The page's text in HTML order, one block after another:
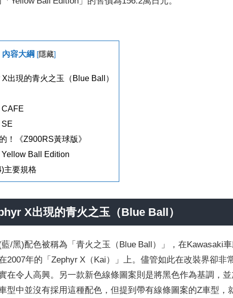
內容大綱 隱藏]
出現的青火之玉（Blue Ball）
SE
！《Z900RS黃球版》
Ball Edition
主要規格
X出現的青火之玉（Blue Ball）
/黑)配色被稱為「青火之玉（Blue Ball）」，在Kawasaki
2007年的「Zephyr X（Kai）」上。儘管如此在改裝界卻非
在令人高興。另一款新色線條圖案則是將黑色作為基調，
型中並沒有採用這種配色，但提到帶有線條圖案的Z車型，